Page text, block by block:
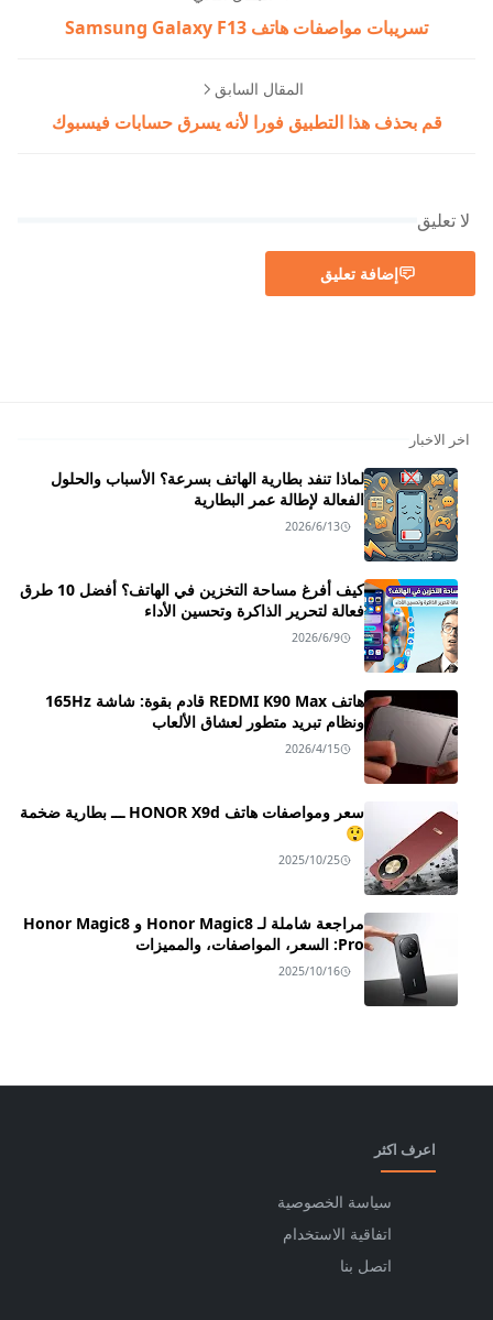
تسريبات مواصفات هاتف Samsung Galaxy F13
المقال السابق
قم بحذف هذا التطبيق فورا لأنه يسرق حسابات فيسبوك
لا تعليق
إضافة تعليق
اخر الاخبار
لماذا تنفد بطارية الهاتف بسرعة؟ الأسباب والحلول
الفعالة لإطالة عمر البطارية
2026/6/13
كيف أفرغ مساحة التخزين في الهاتف؟ أفضل 10 طرق
فعالة لتحرير الذاكرة وتحسين الأداء
2026/6/9
هاتف REDMI K90 Max قادم بقوة: شاشة 165Hz
ونظام تبريد متطور لعشاق الألعاب
2026/4/15
سعر ومواصفات هاتف HONOR X9d ـــ بطارية ضخمة
😲
2025/10/25
مراجعة شاملة لـ Honor Magic8 و Honor Magic8
Pro: السعر، المواصفات، والمميزات
2025/10/16
اعرف اكثر
سياسة الخصوصية
اتفاقية الاستخدام
اتصل بنا